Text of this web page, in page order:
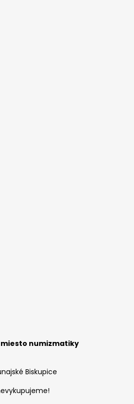
miesto numizmatiky
Biskupice